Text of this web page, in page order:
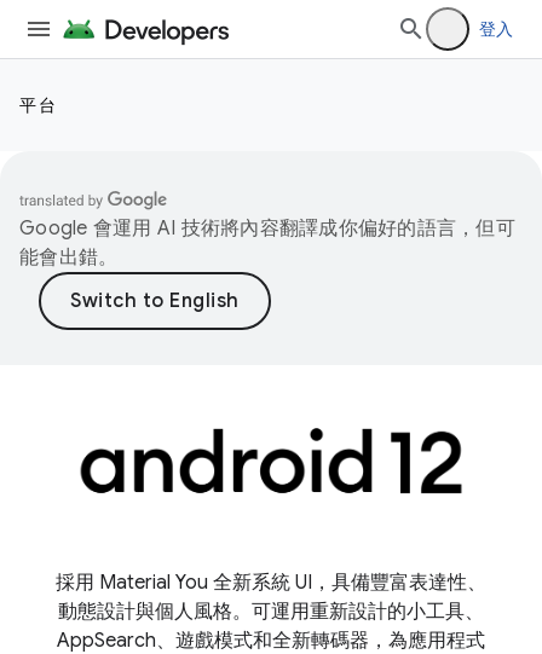
登入
平台
Google 會運用 AI 技術將內容翻譯成你偏好的語言，但可
能會出錯。
採用 Material You 全新系統 UI，具備豐富表達性、
動態設計與個人風格。可運用重新設計的小工具、
AppSearch、遊戲模式和全新轉碼器，為應用程式